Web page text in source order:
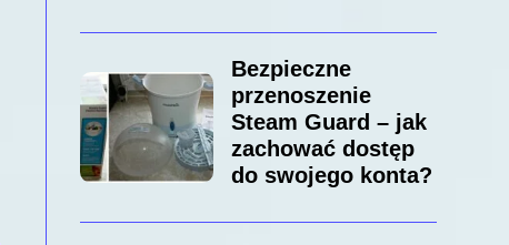
Bezpieczne
przenoszenie
Steam Guard – jak
zachować dostęp
do swojego konta?